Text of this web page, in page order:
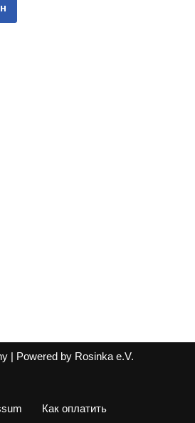
| Powered by Rosinka e.V.
Как оплатить